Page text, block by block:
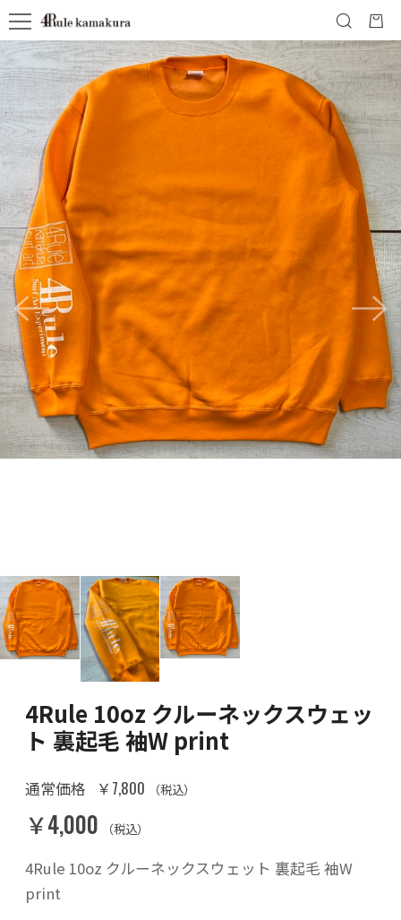
4Rule 10oz クルーネックスウェッ
ト 裏起毛 袖W print
通常価格 ￥7,800 （税込）
￥4,000 （税込）
4Rule 10oz クルーネックスウェット 裏起毛 袖W
print